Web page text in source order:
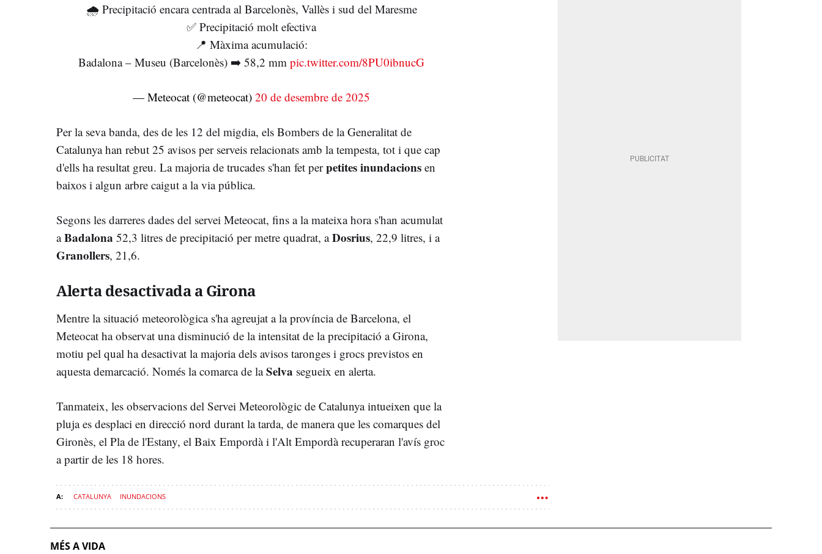
🌧 Precipitació encara centrada al Barcelonès, Vallès i sud del Maresme
✅ Precipitació molt efectiva
📍 Màxima acumulació:
Badalona – Museu (Barcelonès) ➡️ 58,2 mmpic.twitter.com/8PU0ibnucG
— Meteocat (@meteocat)20 de desembre de 2025
Per la seva banda, des de les 12 del migdia, els Bombers de la Generalitat de
Catalunya han rebut 25 avisos per serveis relacionats amb la tempesta, tot i que cap
d'ells ha resultat greu. La majoria de trucades s'han fet perpetites inundacions en
baixos i algun arbre caigut a la via pública.
Segons les darreres dades del servei Meteocat, fins a la mateixa hora s'han acumulat
aBadalona 52,3 litres de precipitació per metre quadrat, aDosrius, 22,9 litres, i a
Granollers, 21,6.
Alerta desactivada a Girona
Mentre la situació meteorològica s'ha agreujat a la província de Barcelona, el
Meteocat ha observat una disminució de la intensitat de la precipitació a Girona,
motiu pel qual ha desactivat la majoria dels avisos taronges i grocs previstos en
aquesta demarcació. Només la comarca de laSelva segueix en alerta.
Tanmateix, les observacions del Servei Meteorològic de Catalunya intueixen que la
pluja es desplaci en direcció nord durant la tarda, de manera que les comarques del
Gironès, el Pla de l'Estany, el Baix Empordà i l'Alt Empordà recuperaran l'avís groc
a partir de les 18 hores.
CATALUNYA INUNDACIONS
MÉS A VIDA